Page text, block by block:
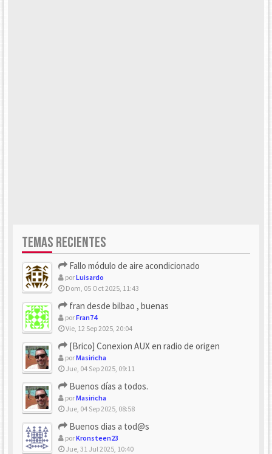
TEMAS RECIENTES
Fallo módulo de aire acondicionado
porLuisardo
Dom, 05 Oct 2025, 11:43
fran desde bilbao , buenas
porFran74
Vie, 12 Sep 2025, 20:04
[Brico] Conexion AUX en radio de origen
porMasiricha
Jue, 04 Sep 2025, 09:11
Buenos días a todos.
porMasiricha
Jue, 04 Sep 2025, 08:58
Buenos dias a tod@s
porKronsteen23
Jue, 31 Jul 2025, 10:40